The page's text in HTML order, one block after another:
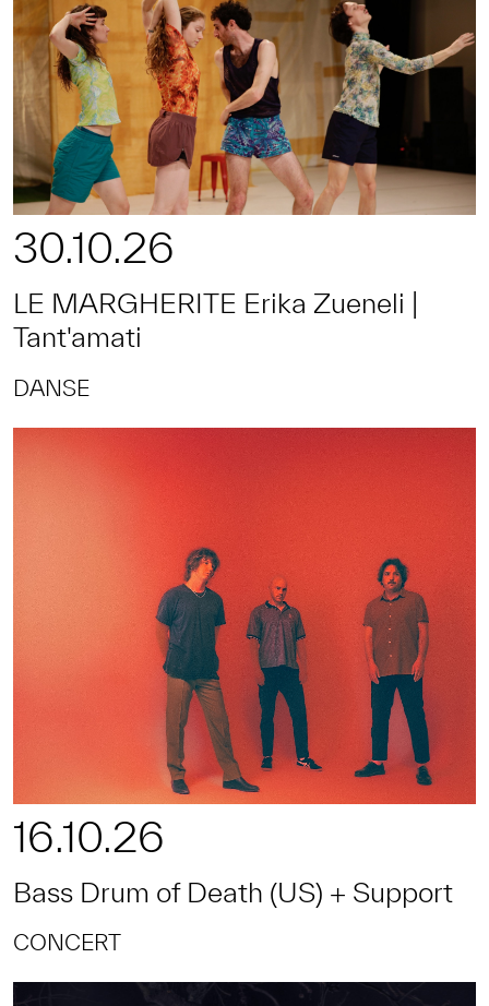
30.10.26
LE MARGHERITE Erika Zueneli |
Tant'amati
DANSE
16.10.26
Bass Drum of Death (US) + Support
CONCERT